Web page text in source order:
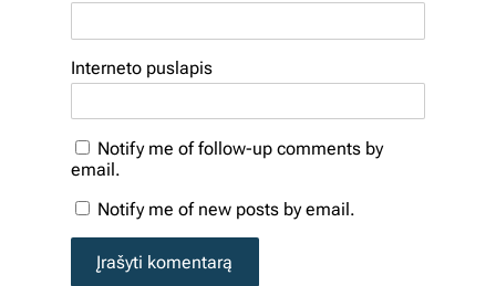
Interneto puslapis
Notify me of follow-up comments by
email.
Notify me of new posts by email.